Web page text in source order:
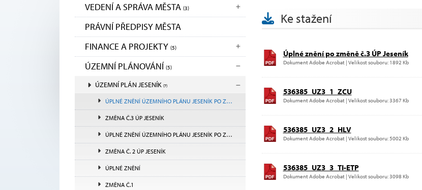
VEDENÍ A SPRÁVA MĚSTA (3)
PRÁVNÍ PŘEDPISY MĚSTA
FINANCE A PROJEKTY (5)
ÚZEMNÍ PLÁNOVÁNÍ (5)
ÚZEMNÍ PLÁN JESENÍK (7)
ÚPLNÉ ZNĚNÍ ÚZEMNÍHO PLÁNU JESENÍK PO ZMĚNĚ Č. 3
ZMĚNA Č.3 ÚP JESENÍK
ÚPLNÉ ZNĚNÍ ÚZEMNÍHO PLÁNU JESENÍK PO ZMĚNĚ Č. 2
ZMĚNA Č. 2 ÚP JESENÍK
ÚPLNÉ ZNĚNÍ
ZMĚNA Č.1
Ke stažení
Úplné znění po změně č.3 ÚP Jeseník
Dokument Adobe Acrobat | Velikost souboru: 1892 Kb
536385_UZ3_1_ZCU
Dokument Adobe Acrobat | Velikost souboru: 3367 Kb
536385_UZ3_2_HLV
Dokument Adobe Acrobat | Velikost souboru: 5002 Kb
536385_UZ3_3_TI-ETP
Dokument Adobe Acrobat | Velikost souboru: 3098 Kb